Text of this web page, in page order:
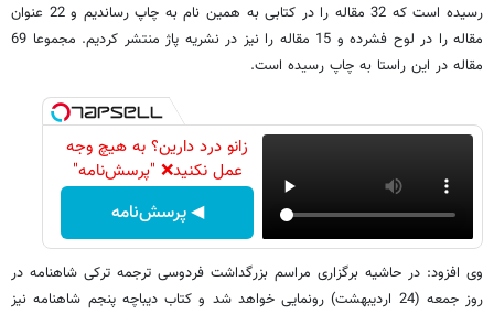
رسیده است که 32 مقاله را در کتابی به همین نام به چاپ رساندیم و 22 عنوان
مقاله را در لوح فشرده و 15 مقاله را نیز در نشریه پاژ منتشر کردیم. مجموعا 69
مقاله در این راستا به چاپ رسیده است.
زانو درد دارین؟ به هیچ وجه
عمل نکنید❌ "پرسش‌نامه"
◀ پرسش‌نامه
وی افزود: در حاشیه برگزاری مراسم بزرگداشت فردوسی ترجمه ترکی شاهنامه در
روز جمعه (24 اردیبهشت) رونمایی خواهد شد و کتاب دیباچه پنجم شاهنامه نیز